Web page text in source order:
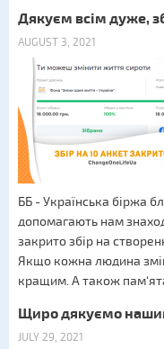
Дякуєм всім дуже,
AUGUST 3, 2021
ББ - Українська біржа
допомагають нам
закрито збір на
Якщо кожна людина
кращим. А також
Щиро дякуємо
JULY 29, 2021